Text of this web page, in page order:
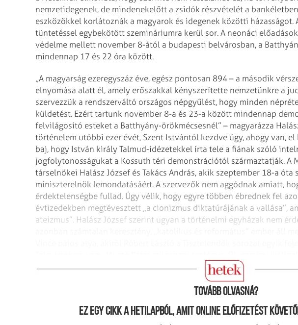
nemzetidegenek, de mindenekelőtt a zsidók részvételét a
eszközökkel korlátoznák a magyarok és idegenek közötti házasságot.
tüntetéssel egybekötött szemináriumra kerül sor. A neonáci
védelme mellett november 8-ától a budapesti belvárosban, a
mindennap 17 és 22 óra között.
„A magyarság ezeregyszáz éve, egész pontosan 894 – a második
elnyomása alatt él, amely erőszakkal kényszerítette nemzetünkre a
szervezzük a rendszerváltó országos népgyűlést, hogy minden
küldetést. Ezért tartunk november 8-a és 23-a között mindennap
felvilágosító esteket a Batthyány-örökmécsesnél” – magyarázza
történelem utóbbi ezer évét, Szent Istvántól kezdve úgy, ahogy van, el
baj, hogy István király Talmud-idézetekkel írta tele a fiának szóló
jogfolytonosságukat a Kossuth téri demonstrációtól származtatják. A
társelnökei Halász József és Takács András, akik szeptember 18-a óta
miniszterelnök lemondatásáért. A szervezők nem aggódnak amiatt,
érdektelenségbe fullad. Úgy vélik, hogy egyre többen ébrednek fel
évtizedekben megtévesztett „a cionizmus diktatúrájának a vallása”,
ateizmus”. Halász József szerint ugyan a történelmi egyházak nem
Hegedűs Lóránt, aki előadást is fog tartani a
rendszerváltó országos
Tovább olvasná?
Ez egy cikk a hetilapból, amit online előfizetést